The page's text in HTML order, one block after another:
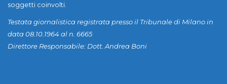
soggetti coinvolti.
Testata giornalistica registrata presso il Tribunale di Milano in
data 08.10.1964 al n. 6665
Direttore Responsabile: Dott. Andrea Boni